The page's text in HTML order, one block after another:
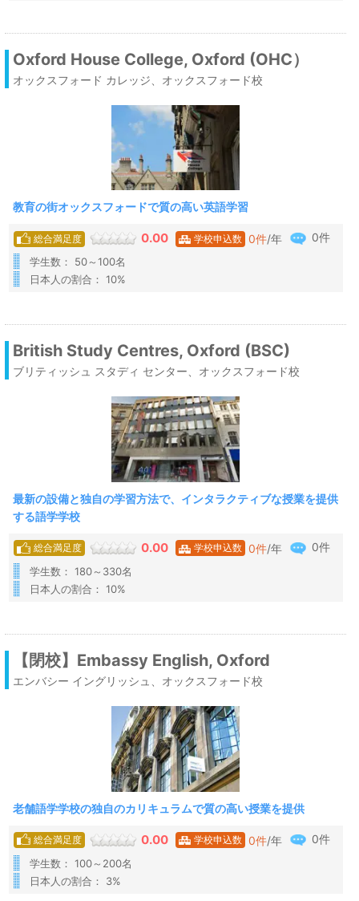
Oxford House College, Oxford (OHC）
オックスフォード カレッジ、オックスフォード校
教育の街オックスフォードで質の高い英語学習
総合満足度 0.00 学校申込数 0件/年 0件
学生数： 50～100名
日本人の割合： 10%
British Study Centres, Oxford (BSC)
ブリティッシュ スタディ センター、オックスフォード校
最新の設備と独自の学習方法で、インタラクティブな授業を提供
する語学学校
総合満足度 0.00 学校申込数 0件/年 0件
学生数： 180～330名
日本人の割合： 10%
【閉校】Embassy English, Oxford
エンバシー イングリッシュ、オックスフォード校
老舗語学学校の独自のカリキュラムで質の高い授業を提供
総合満足度 0.00 学校申込数 0件/年 0件
学生数： 100～200名
日本人の割合： 3%